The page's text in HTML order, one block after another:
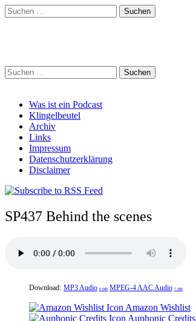
Suchen
nach:
Suchen
nach:
Main
menu
Skip
content
Was ist ein Podcast
Klingelbeutel
Archiv
Links
Impressum
Datenschutzerklärung
Disclaimer
SP437 Behind the scenes
Download: MP3 Audio 8 MB MPEG-4 AAC Audio 7 MB
Amazon Wishlist
Auphonic Credits